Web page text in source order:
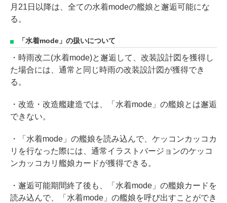
月21日以降は、全ての水着modeの艦娘と邂逅可能にな
る。
「水着mode」の扱いについて
・時雨改二(水着mode)と邂逅して、改装設計図を獲得し
た場合には、通常と同じ時雨の改装設計図が獲得でき
る。
・改造・改造艦建造では、「水着mode」の艦娘とは邂逅
できない。
・「水着mode」の艦娘を読み込んで、ケッコンカッコカ
リを行なった際には、通常イラストバージョンのケッコ
ンカッコカリ艦娘カードが獲得できる。
・邂逅可能期間終了後も、「水着mode」の艦娘カードを
読み込んで、「水着mode」の艦娘を呼び出すことができ